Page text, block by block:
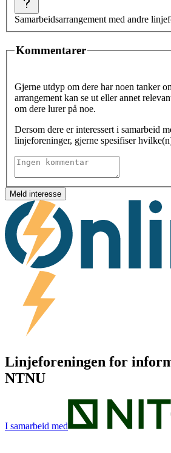
Samarbeidsarrangement med andre
Kommentarer
Gjerne utdyp om dere har noen tanker
arrangement kan se ut eller annet
om dere lurer på noe.
Dersom dere er interessert i samarbeid
linjeforeninger, gjerne spesifiser
Meld interesse
Linjeforeningen for
NTNU
I samarbeid med